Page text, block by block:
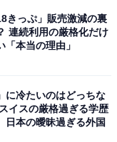
」のテレビCMに
ようなコメントが
、アイドル系の見
いるからです」
きっぷ」販売激減の裏
連続利用の厳格化だけ
「本当の理由」
に冷たいのはどっちな
イスの厳格過ぎる学歴
日本の曖昧過ぎる外国